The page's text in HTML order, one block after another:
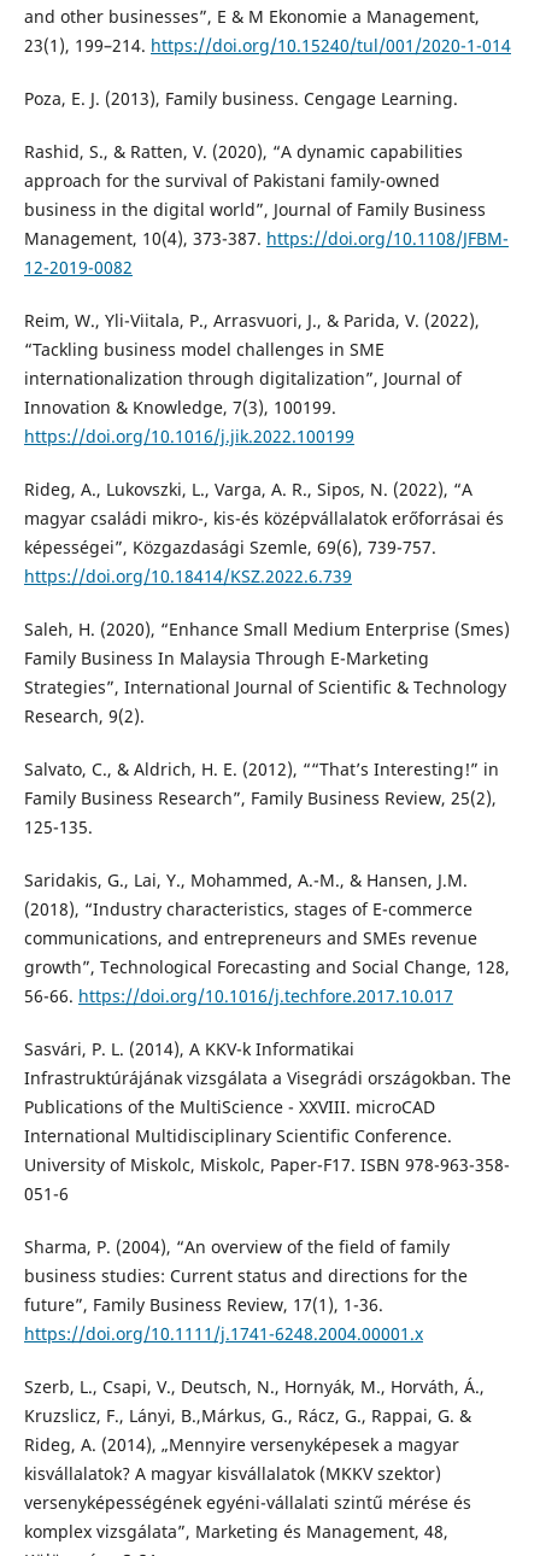
and other businesses”, E & M Ekonomie a Management,
23(1), 199–214. https://doi.org/10.15240/tul/001/2020-1-014
Poza, E. J. (2013), Family business. Cengage Learning.
Rashid, S., & Ratten, V. (2020), “A dynamic capabilities
approach for the survival of Pakistani family-owned
business in the digital world”, Journal of Family Business
Management, 10(4), 373-387. https://doi.org/10.1108/JFBM-
12-2019-0082
Reim, W., Yli-Viitala, P., Arrasvuori, J., & Parida, V. (2022),
“Tackling business model challenges in SME
internationalization through digitalization”, Journal of
Innovation & Knowledge, 7(3), 100199.
https://doi.org/10.1016/j.jik.2022.100199
Rideg, A., Lukovszki, L., Varga, A. R., Sipos, N. (2022), “A
magyar családi mikro-, kis-és középvállalatok erőforrásai és
képességei”, Közgazdasági Szemle, 69(6), 739-757.
https://doi.org/10.18414/KSZ.2022.6.739
Saleh, H. (2020), “Enhance Small Medium Enterprise (Smes)
Family Business In Malaysia Through E-Marketing
Strategies”, International Journal of Scientific & Technology
Research, 9(2).
Salvato, C., & Aldrich, H. E. (2012), ““That’s Interesting!” in
Family Business Research”, Family Business Review, 25(2),
125-135.
Saridakis, G., Lai, Y., Mohammed, A.-M., & Hansen, J.M.
(2018), “Industry characteristics, stages of E-commerce
communications, and entrepreneurs and SMEs revenue
growth”, Technological Forecasting and Social Change, 128,
56-66. https://doi.org/10.1016/j.techfore.2017.10.017
Sasvári, P. L. (2014), A KKV-k Informatikai
Infrastruktúrájának vizsgálata a Visegrádi országokban. The
Publications of the MultiScience - XXVIII. microCAD
International Multidisciplinary Scientific Conference.
University of Miskolc, Miskolc, Paper-F17. ISBN 978-963-358-
051-6
Sharma, P. (2004), “An overview of the field of family
business studies: Current status and directions for the
future”, Family Business Review, 17(1), 1-36.
https://doi.org/10.1111/j.1741-6248.2004.00001.x
Szerb, L., Csapi, V., Deutsch, N., Hornyák, M., Horváth, Á.,
Kruzslicz, F., Lányi, B.,Márkus, G., Rácz, G., Rappai, G. &
Rideg, A. (2014), „Mennyire versenyképesek a magyar
kisvállalatok? A magyar kisvállalatok (MKKV szektor)
versenyképességének egyéni-vállalati szintű mérése és
komplex vizsgálata”, Marketing és Management, 48,